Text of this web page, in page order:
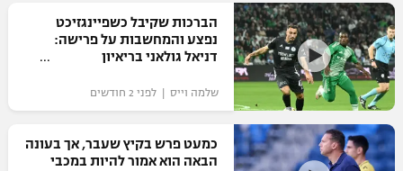
גביע הטוטו
ליגיונרים
גביע המדינה
ליגת האלופות
ליגה אירופית
ליגה אנגלית
ליגה גרמנית
כדורסל ישראלי
ליגת ווינר סל
ליגה לאומית
כדורסל נשים
כדורסל עולמי
NBA
ענפים נוספים
הברכות שקיבל כשפיינגזיכט
נפצע והמחשבות על פרישה:
דניאל גולאני בריאיון
שלמה וייס | לפני 2 חודשים
כמעט פרש בקיץ שעבר, אך בעונה
הבאה הוא אמור להיות במכבי